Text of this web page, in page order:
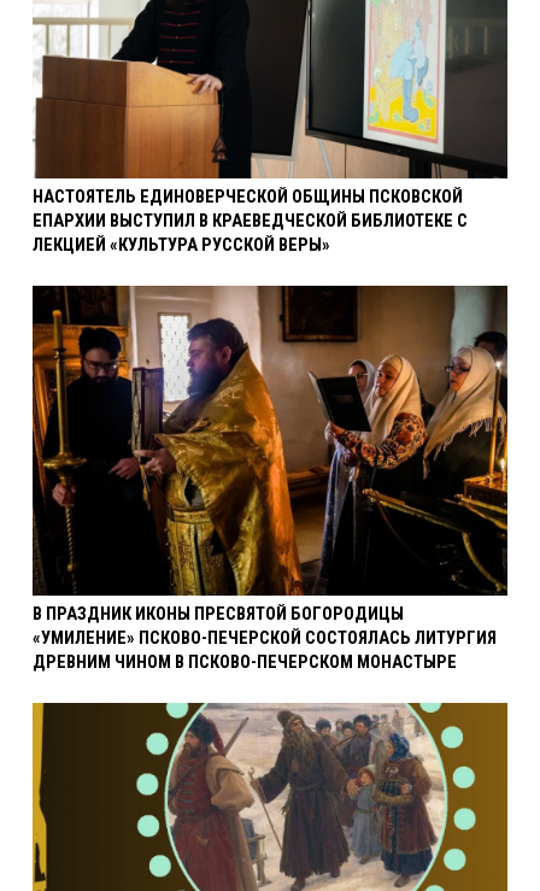
НАСТОЯТЕЛЬ ЕДИНОВЕРЧЕСКОЙ ОБЩИНЫ ПСКОВСКОЙ
ЕПАРХИИ ВЫСТУПИЛ В КРАЕВЕДЧЕСКОЙ БИБЛИОТЕКЕ С
ЛЕКЦИЕЙ «КУЛЬТУРА РУССКОЙ ВЕРЫ»
В ПРАЗДНИК ИКОНЫ ПРЕСВЯТОЙ БОГОРОДИЦЫ
«УМИЛЕНИЕ» ПСКОВО-ПЕЧЕРСКОЙ СОСТОЯЛАСЬ ЛИТУРГИЯ
ДРЕВНИМ ЧИНОМ В ПСКОВО-ПЕЧЕРСКОМ МОНАСТЫРЕ